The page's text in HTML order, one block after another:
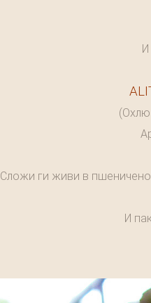
И
Сложи ги живи в пшеничено
И